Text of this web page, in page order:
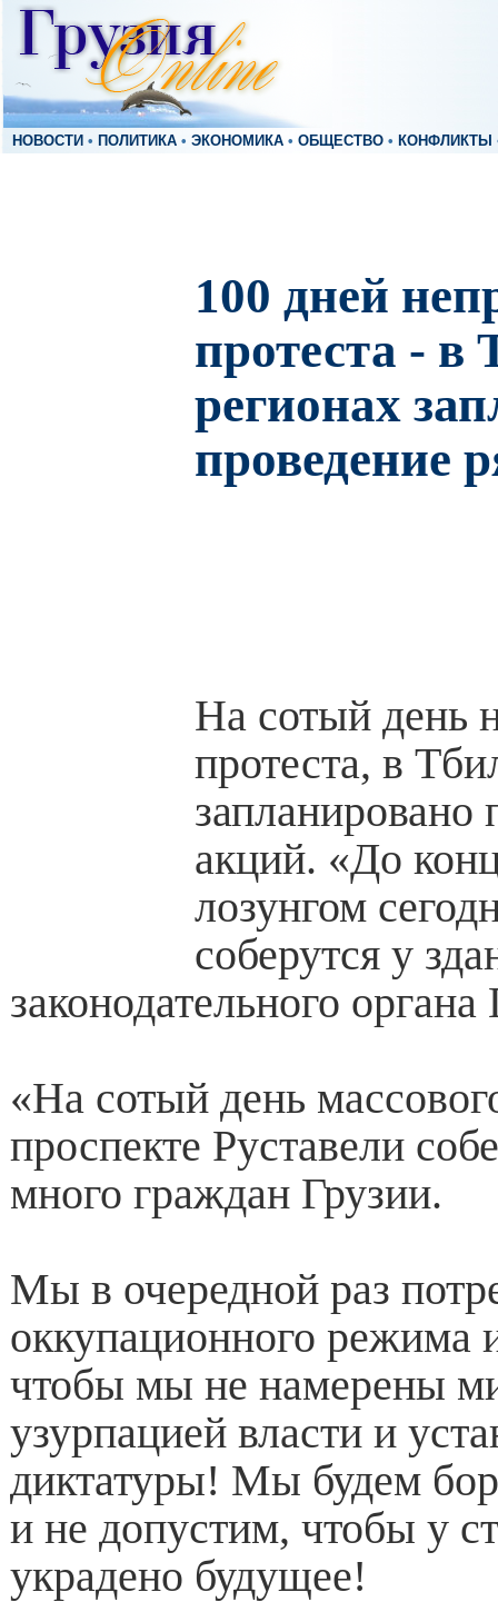
НОВОСТИ • ПОЛИТИКА • ЭКОНОМИКА • ОБЩЕСТВО • КОНФЛИКТЫ
100 дней
протеста - в
регионах
проведение
На сотый день
протеста, в
запланировано
акций. «До
лозунгом
соберутся у
законодательного органа
«На сотый день
проспекте Руставели
много граждан Грузии.
Мы в очередной раз
оккупационного режима
чтобы мы не намерены
узурпацией власти и
диктатуры! Мы будем
и не допустим, чтобы у
украдено будущее!